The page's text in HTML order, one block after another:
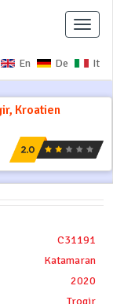
En De It
Kroatien
C31191
Katamaran
2020